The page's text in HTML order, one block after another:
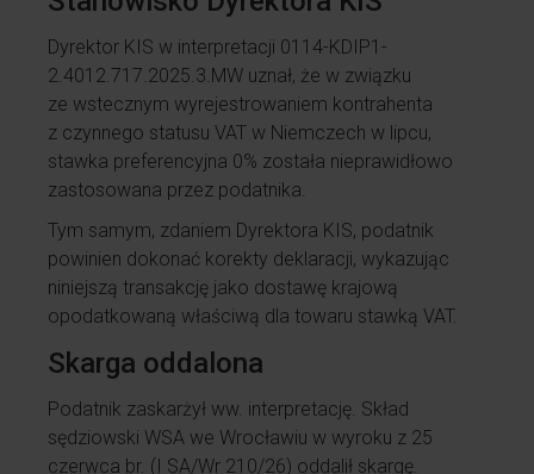
Dyrektor KIS w interpretacji 0114-KDIP1-
2.4012.717.2025.3.MW uznał, że w związku
ze wstecznym wyrejestrowaniem kontrahenta
z czynnego statusu VAT w Niemczech w lipcu,
stawka preferencyjna 0% została nieprawidłowo
zastosowana przez podatnika.
Tym samym, zdaniem Dyrektora KIS, podatnik
powinien dokonać korekty deklaracji, wykazując
niniejszą transakcję jako dostawę krajową
opodatkowaną właściwą dla towaru stawką VAT.
Skarga oddalona
Podatnik zaskarżył ww. interpretację. Skład
sędziowski WSA we Wrocławiu w wyroku z 25
czerwca br. (I SA/Wr 210/26) oddalił skargę.